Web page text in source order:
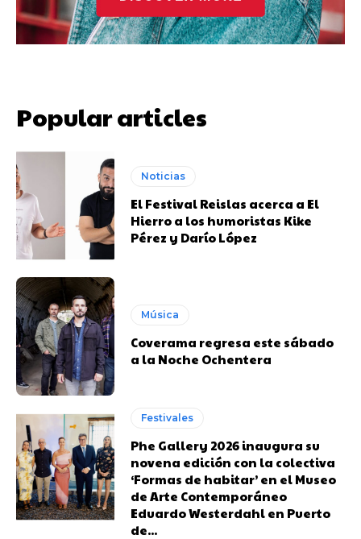
Popular articles
Noticias
El Festival Reislas acerca a El
Hierro a los humoristas Kike
Pérez y Darío López
Música
Coverama regresa este sábado
a la Noche Ochentera
Festivales
Phe Gallery 2026 inaugura su
novena edición con la colectiva
‘Formas de habitar’ en el Museo
de Arte Contemporáneo
Eduardo Westerdahl en Puerto
de...